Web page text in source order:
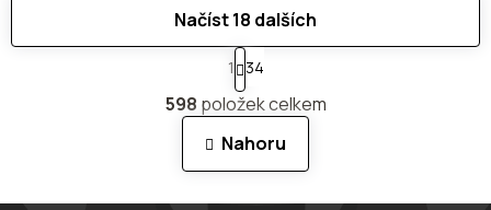
O
v
l
á
d
Načíst 18 dalších
S
t
r
á
k
o
á
1 34
598 položek celkem
Nahoru